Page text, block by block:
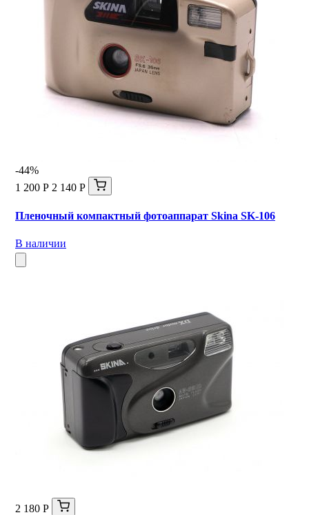
-44%
1 200 Р 2 140 Р
Пленочный компактный фотоаппарат Skina SK-106
В наличии
2 180 Р